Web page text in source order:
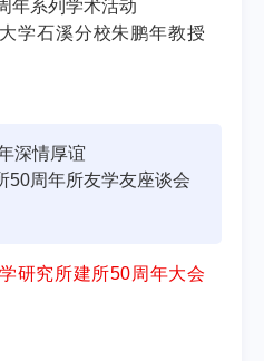
年系列学术活动
学石溪分校朱鹏年教授
深情厚谊
周年所友学友座谈会
研究所建所50周年大会